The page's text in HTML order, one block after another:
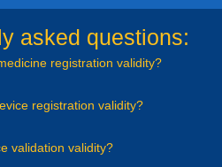
asked questions:
registration validity?
registration validity?
validation validity?